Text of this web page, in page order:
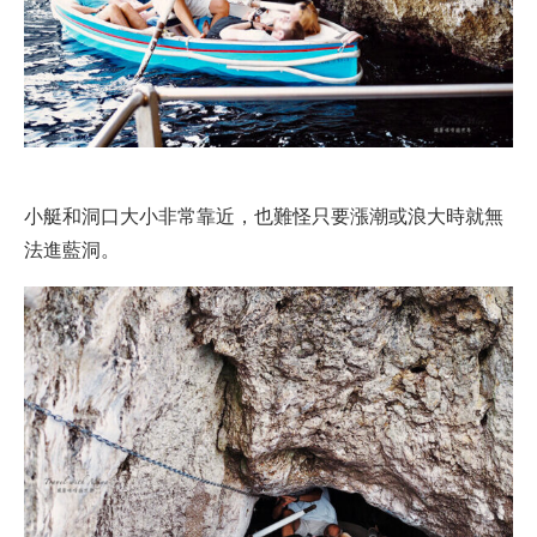
小艇和洞口大小非常靠近，也難怪只要漲潮或浪大時就無
法進藍洞。